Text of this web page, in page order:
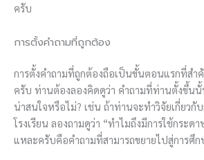
ครับ
การตั้งคำถามที่ถูกต้อง
การตั้งคำถามที่ถูกต้องถือเป็นขั้นตอนแรกที่สำ
ครับ ท่านต้องลองคิดดูว่า คำถามที่ท่านตั้งขึ้น
น่าสนใจหรือไม่? เช่น ถ้าท่านจะทำวิจัยเกี่ยวกั
โรงเรียน ลองถามดูว่า “ทำไมถึงมีการใช้กระด
แหละครับคือคำถามที่สามารถขยายไปสู่การศึ